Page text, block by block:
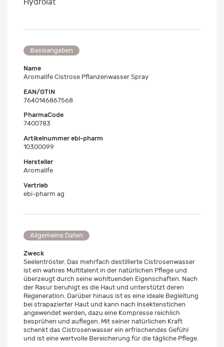
Hydrolat
Basisangaben
Name
Aromalife Cistrose Pflanzenwasser Spray
EAN/GTIN
7640146867568
PharmaCode
7400783
Artikelnummer ebi-pharm
10300099
Hersteller
Aromalife
Vertrieb
ebi-pharm ag
Allgemeine Daten
Zweck
Seelentröster. Das mehrfach destillierte Cistrosenwasser
ist ein wahres Multitalent in der natürlichen Pflege und
überzeugt durch seine wohltuenden Eigenschaften. Nach
der Rasur beruhigt es die Haut und unterstützt deren
Regeneration. Darüber hinaus ist es eine ideale Begleitung
bei strapazierter Haut und kann nach Insektenstichen
angewendet werden, dazu eine Kompresse reichlich
besprühen und auflegen. Mit seiner natürlichen Kraft
schenkt das Cistrosenwasser ein erfrischendes Gefühl
und ist eine wertvolle Bereicherung für die tägliche Pflege.